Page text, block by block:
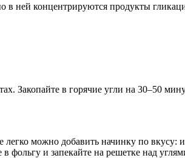
ней концентрируются продукты
Закопайте в горячие угли на 30–50
можно добавить начинку по
фольгу и запекайте на решетке над